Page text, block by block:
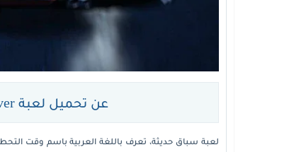
عن تحميل لعبة Crash Time – Undercover للكمبيوتر